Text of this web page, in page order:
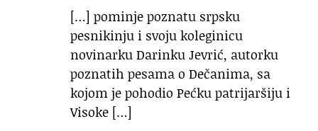
[…] pominje poznatu srpsku
pesnikinju i svoju koleginicu
novinarku Darinku Jevrić, autorku
poznatih pesama o Dečanima, sa
kojom je pohodio Pećku patrijaršiju i
Visoke […]